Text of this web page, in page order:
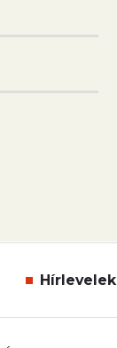
Hírlevelek